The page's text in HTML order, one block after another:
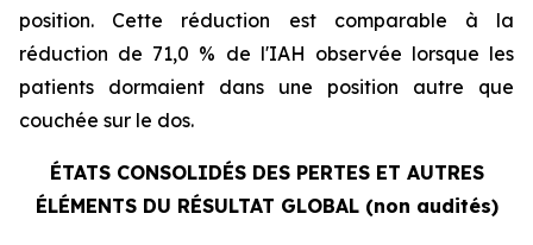
position. Cette réduction est comparable à la
réduction de 71,0 % de l'IAH observée lorsque les
patients dormaient dans une position autre que
couchée sur le dos.
ÉTATS CONSOLIDÉS DES PERTES ET AUTRES
ÉLÉMENTS DU RÉSULTAT GLOBAL (non audités)